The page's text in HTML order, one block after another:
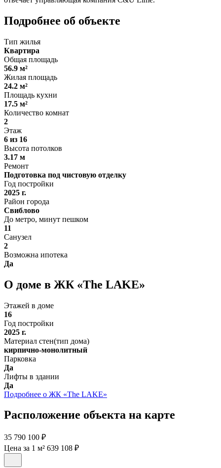
Подробнее об объекте
Тип жилья
Квартира
Общая площадь
56.9 м²
Жилая площадь
24.2 м²
Площадь кухни
17.5 м²
Количество комнат
2
Этаж
6 из 16
Высота потолков
3.17 м
Ремонт
Подготовка под чистовую отделку
Год постройки
2025 г.
Район города
Свиблово
До метро, минут пешком
11
Санузел
2
Возможна ипотека
Да
О доме в ЖК «The LAKE»
Этажей в доме
16
Год постройки
2025 г.
Материал стен(тип дома)
кирпично-монолитный
Парковка
Да
Лифты в здании
Да
Подробнее о ЖК «The LAKE»
Расположение объекта на карте
35 790 100 ₽
Цена за 1 м² 639 108 ₽